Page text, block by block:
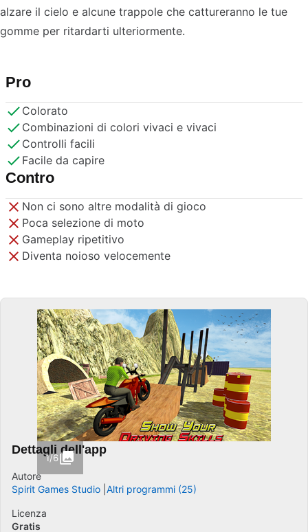
alzare il cielo e alcune trappole che cattureranno le tue
gomme per ritardarti ulteriormente.
Pro
Colorato
Combinazioni di colori vivaci e vivaci
Controlli facili
Facile da capire
Contro
Non ci sono altre modalità di gioco
Poca selezione di moto
Gameplay ripetitivo
Diventa noioso velocemente
1/6
Dettagli dell'app
Autore
Spirit Games Studio Altri programmi (25)
Licenza
Gratis